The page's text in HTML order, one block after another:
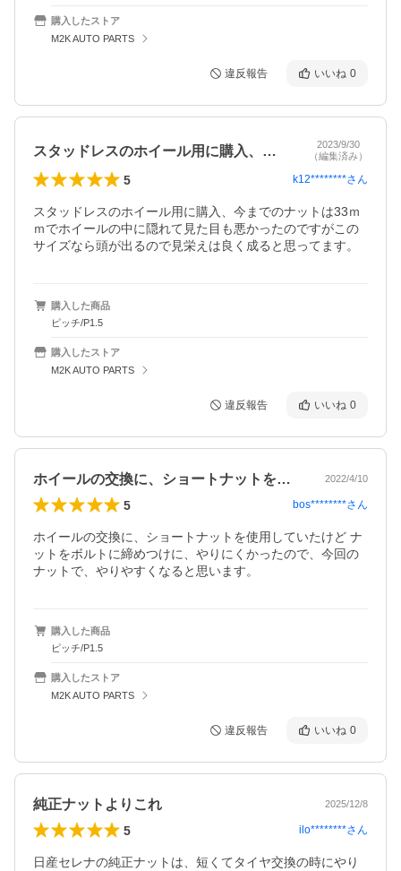
購入したストア
M2K AUTO PARTS
違反報告 いいね 0
スタッドレスのホイール用に購入、今まで…
2023/9/30
（編集済み）
5 k12********さん
スタッドレスのホイール用に購入、今までのナットは33ｍ
ｍでホイールの中に隠れて見た目も悪かったのですがこの
サイズなら頭が出るので見栄えは良く成ると思ってます。
購入した商品
ピッチ/P1.5
購入したストア
M2K AUTO PARTS
違反報告 いいね 0
ホイールの交換に、ショートナットを使用… 2022/4/10
5 bos********さん
ホイールの交換に、ショートナットを使用していたけど ナ
ットをボルトに締めつけに、やりにくかったので、今回の
ナットで、やりやすくなると思います。
購入した商品
ピッチ/P1.5
購入したストア
M2K AUTO PARTS
違反報告 いいね 0
純正ナットよりこれ 2025/12/8
5 ilo********さん
日産セレナの純正ナットは、短くてタイヤ交換の時にやり